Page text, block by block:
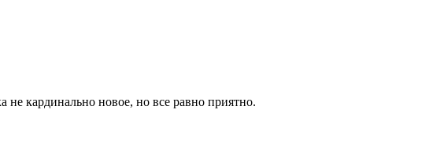
не кардинально новое, но все равно приятно.